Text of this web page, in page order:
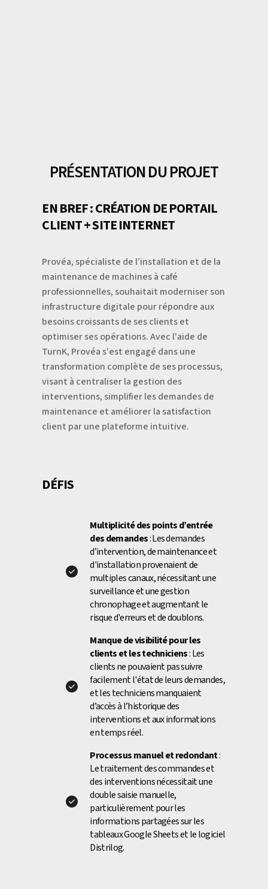
PRÉSENTATION DU PROJET
EN BREF : CRÉATION DE PORTAIL
CLIENT + SITE INTERNET
Provéa, spécialiste de l’installation et de la
maintenance de machines à café
professionnelles, souhaitait moderniser son
infrastructure digitale pour répondre aux
besoins croissants de ses clients et
optimiser ses opérations. Avec l'aide de
TurnK, Provéa s'est engagé dans une
transformation complète de ses processus,
visant à centraliser la gestion des
interventions, simplifier les demandes de
maintenance et améliorer la satisfaction
client par une plateforme intuitive.
DÉFIS
Multiplicité des points d’entrée
des demandes: Les demandes
d’intervention, de maintenance et
d'installation provenaient de
multiples canaux, nécessitant une
surveillance et une gestion
chronophage et augmentant le
risque d'erreurs et de doublons.
Manque de visibilité pour les
clients et les techniciens: Les
clients ne pouvaient pas suivre
facilement l'état de leurs demandes,
et les techniciens manquaient
d’accès à l’historique des
interventions et aux informations
en temps réel.
Processus manuel et redondant:
Le traitement des commandes et
des interventions nécessitait une
double saisie manuelle,
particulièrement pour les
informations partagées sur les
tableaux Google Sheets et le logiciel
Distrilog.